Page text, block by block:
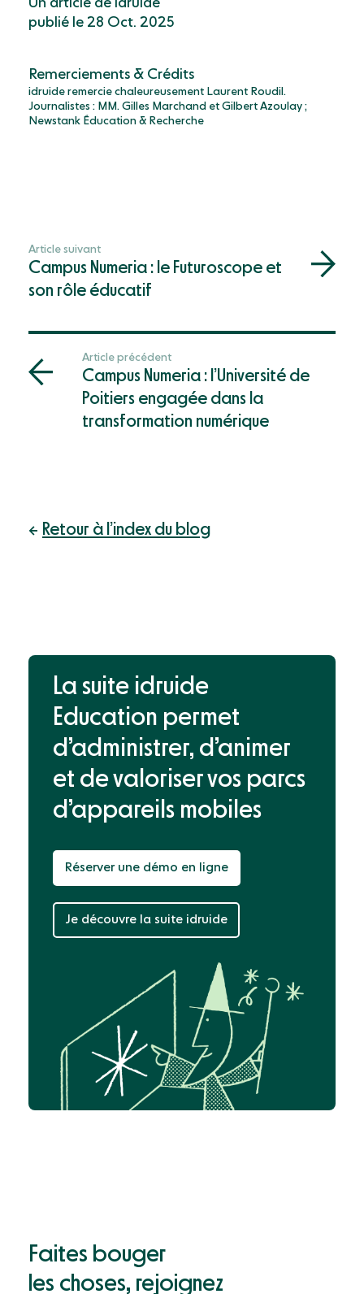
Un article de idruide
publié le 28 Oct. 2025
Remerciements & Crédits
idruide remercie chaleureusement Laurent Roudil.
Journalistes : MM. Gilles Marchand et Gilbert Azoulay ;
Newstank Éducation & Recherche
Article précédent
Campus Numeria : l’Université de
Poitiers engagée dans la
transformation numérique
Article suivant
Campus Numeria : le Futuroscope et
son rôle éducatif
Retour à l’index du blog
La suite idruide
Education permet
d’administrer, d’animer
et de valoriservos parcs
d’appareils mobiles
Réserver une démo en ligne
Je découvre la suite idruide
Faites bouger
les choses, rejoignez